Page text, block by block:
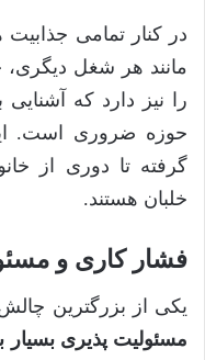
در کنار تمامی جذابیت
مانند هر شغل
را نیز دارد که
حوزه ضروری است.
گرفته تا دوری از
خلبان هستند.
فشار کاری و
یکی از بزرگترین
مسئولیت پذیری بسیار